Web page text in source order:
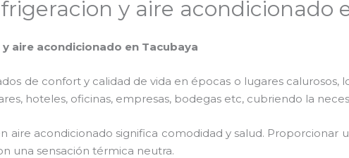
y aire acondicionado
aire acondicionado en Tacubaya
de confort y calidad de vida en épocas o lugares calurosos,
hoteles, oficinas, empresas, bodegas etc, cubriendo la
aire acondicionado significa comodidad y salud.
una sensación térmica neutra.